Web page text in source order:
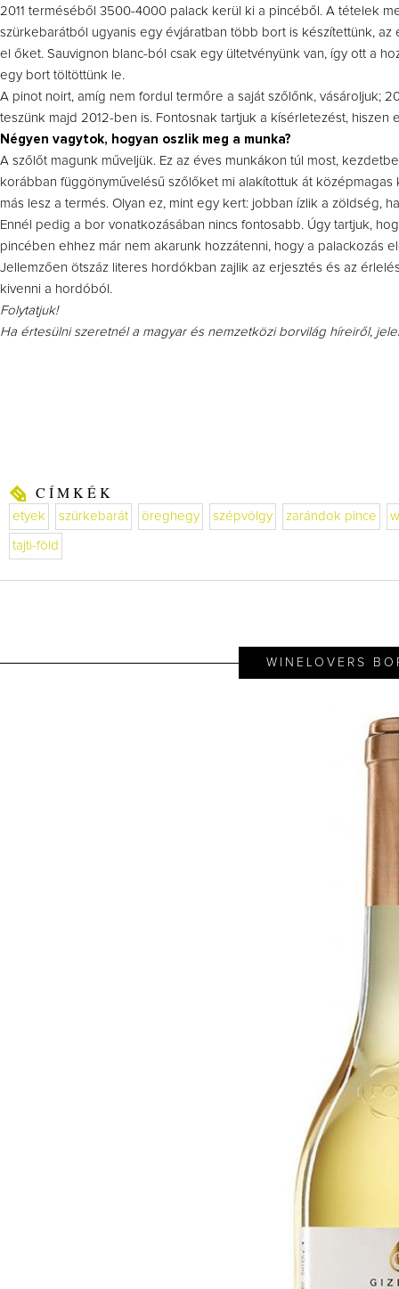
2011 terméséből 3500-4000 palack kerül ki a pincéből. A tételek
szürkebarátból ugyanis egy évjáratban több bort is készítettünk,
el őket. Sauvignon blanc-ból csak egy ültetvényünk van, így ott a
egy bort töltöttünk le.
A pinot noirt, amíg nem fordul termőre a saját szőlőnk, vásároljuk;
teszünk majd 2012-ben is. Fontosnak tartjuk a kísérletezést, hiszen
Négyen vagytok, hogyan oszlik meg a munka?
A szőlőt magunk műveljük. Ez az éves munkákon túl most,
korábban függönyművelésű szőlőket mi alakítottuk át
más lesz a termés. Olyan ez, mint egy kert: jobban ízlik a zöldség,
Ennél pedig a bor vonatkozásában nincs fontosabb. Úgy tartjuk,
pincében ehhez már nem akarunk hozzátenni, hogy a palackozás
Jellemzően ötszáz literes hordókban zajlik az erjesztés és az
kivenni a hordóból.
Folytatjuk!
Ha értesülni szeretnél a magyar és nemzetközi borvilág híreiről,
CÍMKÉK
etyek szürkebarát öreghegy szépvölgy zarándok pince
tajti-föld
WINELOVERS